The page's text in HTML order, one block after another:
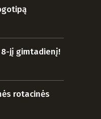
jį gimtadienį!
rotacinės